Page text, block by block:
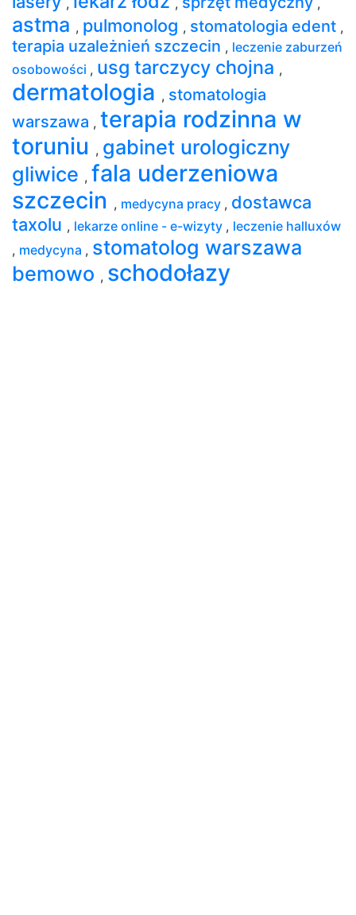
astma , pulmonolog , stomatologia edent ,
terapia uzależnień szczecin , leczenie zaburzeń
osobowości , usg tarczycy chojna ,
dermatologia , stomatologia
warszawa , terapia rodzinna w
toruniu , gabinet urologiczny
gliwice , fala uderzeniowa
szczecin , medycyna pracy , dostawca
taxolu , lekarze online - e-wizyty , leczenie halluxów
, medycyna , stomatolog warszawa
bemowo , schodołazy